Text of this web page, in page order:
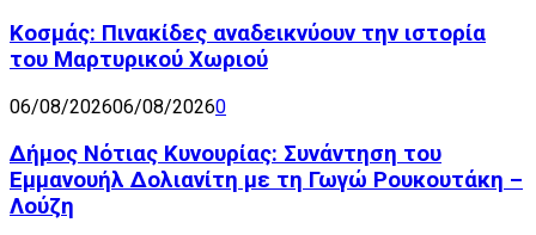
Κοσμάς: Πινακίδες αναδεικνύουν την ιστορία
του Μαρτυρικού Χωριού
06/08/202606/08/20260
Δήμος Νότιας Κυνουρίας: Συνάντηση του
Εμμανουήλ Δολιανίτη με τη Γωγώ Ρουκουτάκη –
Λούζη